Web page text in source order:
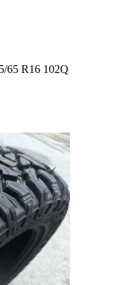
65 R16 102Q